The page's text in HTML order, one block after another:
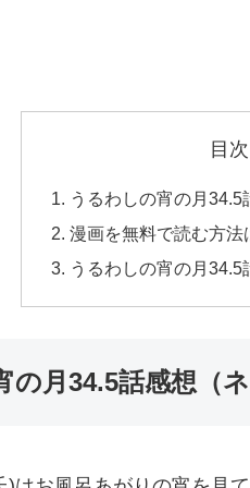
目次
うるわしの宵の月34.5
漫画を無料で読む方法
うるわしの宵の月34.5
の月34.5話感想（